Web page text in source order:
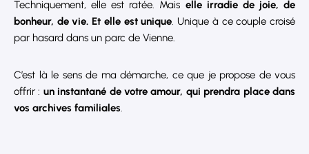
Techniquement, elle est ratée. Mais elle irradie de joie, de
bonheur, de vie. Et elle est unique. Unique à ce couple croisé
par hasard dans un parc de Vienne.
C’est là le sens de ma démarche, ce que je propose de vous
offrir : un instantané de votre amour, qui prendra place dans
vos archives familiales.